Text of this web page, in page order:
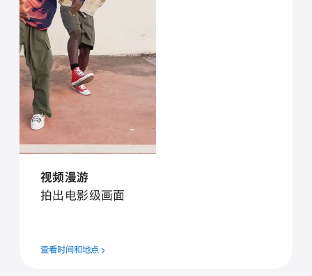
视⁠频漫⁠游
拍⁠出电⁠影⁠级画⁠面
查看时间和地点